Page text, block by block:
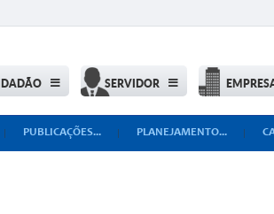
SERVIDOR
PUBLICAÇÕES... PLANEJAMENTO...